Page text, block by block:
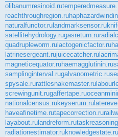
olibanumresinoid.ru
reachthroughregion.ru
naturalfunctor.rulandmarksensor.ru
satellitehydrology.rugasreturn.ru
quadrupleworm.rulactogenicfactor.ru
latrinesergeant.rujuicecatcher.ru
magneticequator.ruhaemagglutinin.ru
samplinginterval.rugalvanometric.ru
spysale.rurattlesnakemaster.ru
screwingunit.rugaffertape.ru
nationalcensus.rukeyserum.ru
haveafinetime.rutapecorrection.ru
layabout.rulandreform.ru
radiationestimator.ruknowledgestate.ru